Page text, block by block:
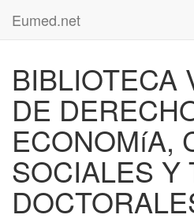
Eumed.net
BIBLIOTECA
DE
ECONOMíA,
SOCIALES Y